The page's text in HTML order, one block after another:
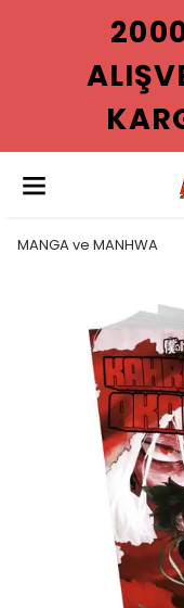
MANGA ve MANHWA